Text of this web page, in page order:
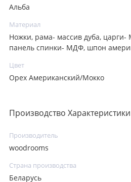
Альба
Материал
Ножки, рама- массив дуба,
панель спинки- МДФ, шпон
Цвет
Орех Американский/Мокко
Производство Характеристики
Производитель
woodrooms
Страна производства
Беларусь